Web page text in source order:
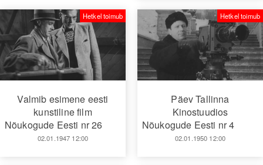
Valmib esimene eesti
kunstiline film
Nõukogude Eesti nr 26
02.01.1947 12:00
Hetkel toimub
Päev Tallinna
Kinostuudios
Nõukogude Eesti nr 4
02.01.1950 12:00
Hetkel toimub